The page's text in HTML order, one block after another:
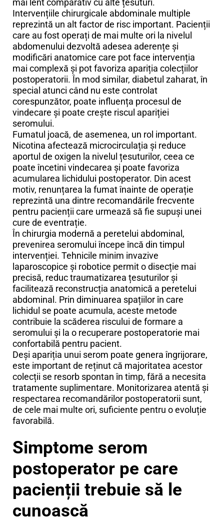
mai lent comparativ cu alte țesuturi.
Intervențiile chirurgicale abdominale multiple
reprezintă un alt factor de risc important. Pacienții
care au fost operați de mai multe ori la nivelul
abdomenului dezvoltă adesea aderențe și
modificări anatomice care pot face intervenția
mai complexă și pot favoriza apariția colecțiilor
postoperatorii. În mod similar, diabetul zaharat, în
special atunci când nu este controlat
corespunzător, poate influența procesul de
vindecare și poate crește riscul apariției
seromului.
Fumatul joacă, de asemenea, un rol important.
Nicotina afectează microcirculația și reduce
aportul de oxigen la nivelul țesuturilor, ceea ce
poate încetini vindecarea și poate favoriza
acumularea lichidului postoperator. Din acest
motiv, renunțarea la fumat înainte de operație
reprezintă una dintre recomandările frecvente
pentru pacienții care urmează să fie supuși unei
cure de eventrație.
În chirurgia modernă a peretelui abdominal,
prevenirea seromului începe încă din timpul
intervenției. Tehnicile minim invazive
laparoscopice și robotice permit o disecție mai
precisă, reduc traumatizarea țesuturilor și
facilitează reconstrucția anatomică a peretelui
abdominal. Prin diminuarea spațiilor în care
lichidul se poate acumula, aceste metode
contribuie la scăderea riscului de formare a
seromului și la o recuperare postoperatorie mai
confortabilă pentru pacient.
Deși apariția unui serom poate genera îngrijorare,
este important de reținut că majoritatea acestor
colecții se resorb spontan în timp, fără a necesita
tratamente suplimentare. Monitorizarea atentă și
respectarea recomandărilor postoperatorii sunt,
de cele mai multe ori, suficiente pentru o evoluție
favorabilă.
Simptome serom
postoperator pe care
pacienții trebuie să le
cunoască